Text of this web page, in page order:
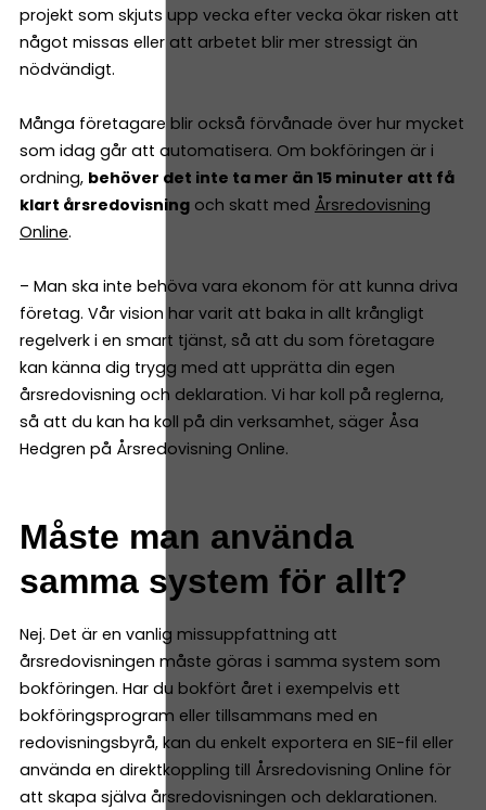
projekt som skjuts upp vecka efter vecka ökar risken att
något missas eller att arbetet blir mer stressigt än
nödvändigt.
Många företagare blir också förvånade över hur mycket
som idag går att automatisera. Om bokföringen är i
ordning, behöver det inte ta mer än 15 minuter att få
klart årsredovisning och skatt med Årsredovisning
Online.
– Man ska inte behöva vara ekonom för att kunna driva
företag. Vår vision har varit att baka in allt krångligt
regelverk i en smart tjänst, så att du som företagare
kan känna dig trygg med att upprätta din egen
årsredovisning och deklaration. Vi har koll på reglerna,
så att du kan ha koll på din verksamhet, säger Åsa
Hedgren på Årsredovisning Online.
Måste man använda
samma system för allt?
Nej. Det är en vanlig missuppfattning att
årsredovisningen måste göras i samma system som
bokföringen. Har du bokfört året i exempelvis ett
bokföringsprogram eller tillsammans med en
redovisningsbyrå, kan du enkelt exportera en SIE-fil eller
använda en direktkoppling till Årsredovisning Online för
att skapa själva årsredovisningen och deklarationen.